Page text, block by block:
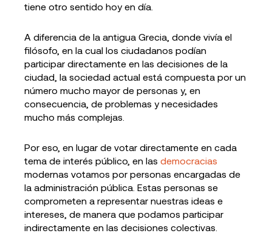
tiene otro sentido hoy en día.
A diferencia de la antigua Grecia, donde vivía el
filósofo, en la cual los ciudadanos podían
participar directamente en las decisiones de la
ciudad, la sociedad actual está compuesta por un
número mucho mayor de personas y, en
consecuencia, de problemas y necesidades
mucho más complejas.
Por eso, en lugar de votar directamente en cada
tema de interés público, en las democracias
modernas votamos por personas encargadas de
la administración pública. Estas personas se
comprometen a representar nuestras ideas e
intereses, de manera que podamos participar
indirectamente en las decisiones colectivas.